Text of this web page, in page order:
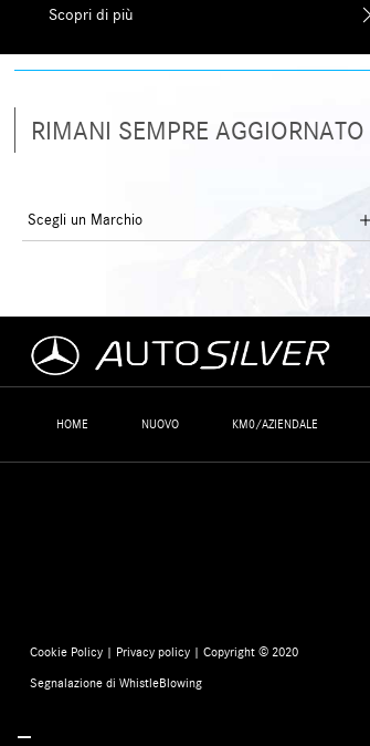
Scopri di più
RIMANI SEMPRE AGGIORNATO
HOME NUOVO KM0/AZIENDALE
Cookie Policy | Privacy policy| Copyright © 2020
Segnalazione di WhistleBlowing